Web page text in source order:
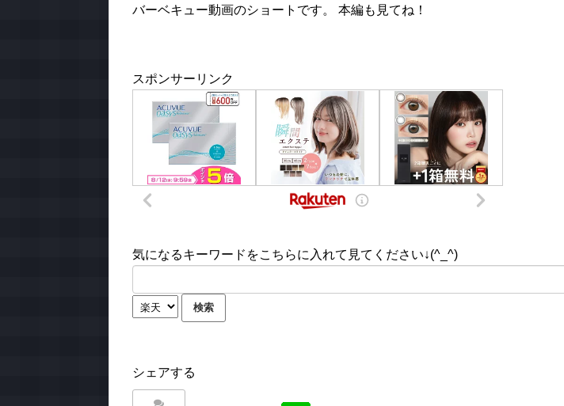
バーベキュー動画のショートです。 本編も見てね！
スポンサーリンク
気になるキーワードをこちらに入れて見てください↓(^_^)
シェアする